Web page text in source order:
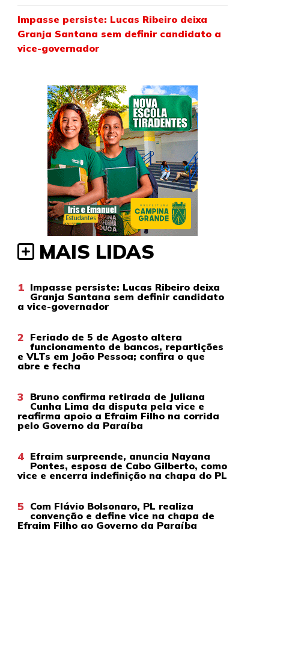
Impasse persiste: Lucas Ribeiro deixa
Granja Santana sem definir candidato a
vice-governador
MAIS LIDAS
1 Impasse persiste: Lucas Ribeiro deixa
Granja Santana sem definir candidato
a vice-governador
2 Feriado de 5 de Agosto altera
funcionamento de bancos, repartições
e VLTs em João Pessoa; confira o que
abre e fecha
3 Bruno confirma retirada de Juliana
Cunha Lima da disputa pela vice e
reafirma apoio a Efraim Filho na corrida
pelo Governo da Paraíba
4 Efraim surpreende, anuncia Nayana
Pontes, esposa de Cabo Gilberto, como
vice e encerra indefinição na chapa do PL
5 Com Flávio Bolsonaro, PL realiza
convenção e define vice na chapa de
Efraim Filho ao Governo da Paraíba